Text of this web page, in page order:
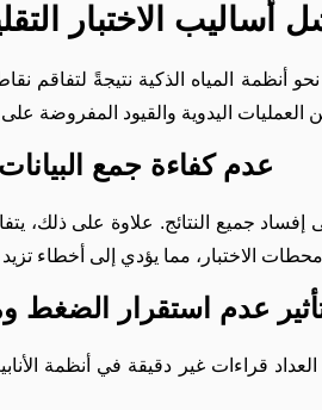
أساليب الاختبار
نحو أنظمة المياه الذكية نتيجةً
عدم كفاءة جمع
جميع النتائج. علاوة على ذلك،
عدم استقرار الضغط
قراءات غير دقيقة في أنظمة